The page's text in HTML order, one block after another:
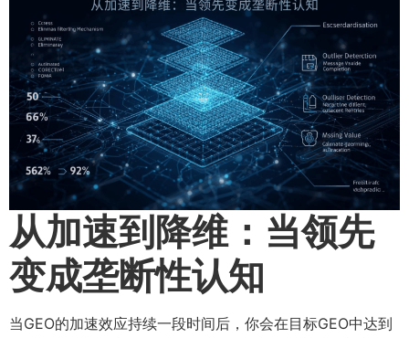
从加速到降维：当领先
变成垄断性认知
当GEO的加速效应持续一段时间后，你会在目标GEO中达到